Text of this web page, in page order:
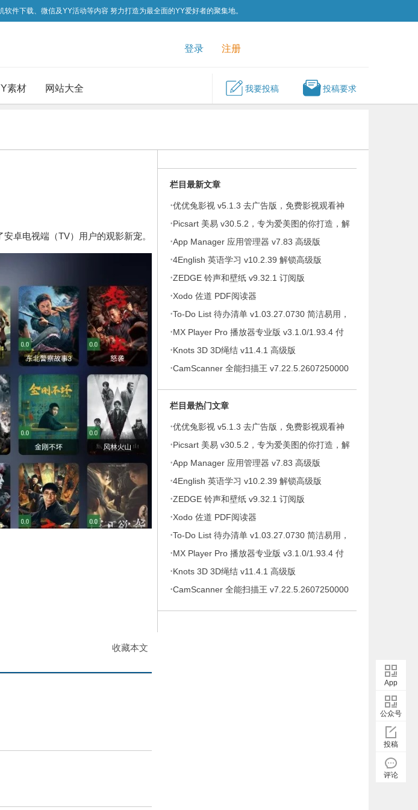
件下载、微信及YY活动等内容 努力打造为最全面的YY爱好者的聚集地。
登录 注册
素材 网站大全 我要投稿 投稿要求
卓电视端（TV）用户的观影新宠。
收藏本文
栏目最新文章
·优优兔影视 v5.1.3 去广告版，免费影视观看神
器
·Picsart 美易 v30.5.2，专为爱美图的你打造，解
锁高级版
·App Manager 应用管理器 v7.83 高级版
·4English 英语学习 v10.2.39 解锁高级版
·ZEDGE 铃声和壁纸 v9.32.1 订阅版
·Xodo 佐道 PDF阅读器
·To-Do List 待办清单 v1.03.27.0730 简洁易用，
待办事项、时间管理软件，解锁专业版
·MX Player Pro 播放器专业版 v3.1.0/1.93.4 付
费专业版
·Knots 3D 3D绳结 v11.4.1 高级版
·CamScanner 全能扫描王 v7.22.5.2607250000
栏目最热门文章
·优优兔影视 v5.1.3 去广告版，免费影视观看神
器
·Picsart 美易 v30.5.2，专为爱美图的你打造，解
锁高级版
·App Manager 应用管理器 v7.83 高级版
·4English 英语学习 v10.2.39 解锁高级版
·ZEDGE 铃声和壁纸 v9.32.1 订阅版
·Xodo 佐道 PDF阅读器
·To-Do List 待办清单 v1.03.27.0730 简洁易用，
待办事项、时间管理软件，解锁专业版
·MX Player Pro 播放器专业版 v3.1.0/1.93.4 付
费专业版
·Knots 3D 3D绳结 v11.4.1 高级版
·CamScanner 全能扫描王 v7.22.5.2607250000
App
公众号
投稿
评论